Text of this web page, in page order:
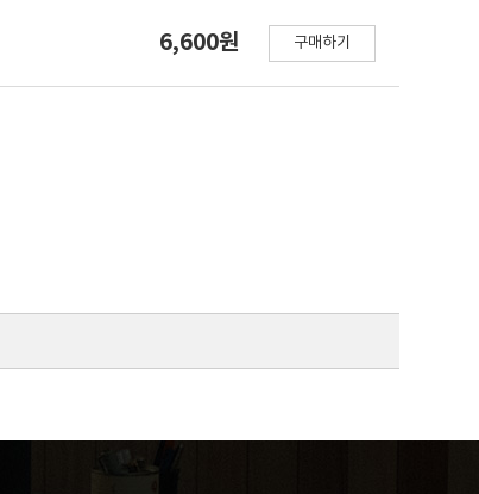
(22.8%). The preferred duration of
term programs were favored. The
functional food' (5.67 points) and
(5.67 points). Preference for
(18.8%) 〉 'blood glucose' (10.9%).
was highest among the curriculum
respondents with different jobs and
6,600원 구매하기